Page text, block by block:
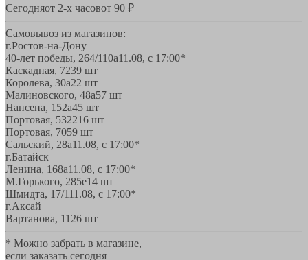
Сегодняот 2-х часовот 90 ₽
Самовывоз из магазинов:
г.Ростов-на-Дону
40-лет победы, 264/110а11.08, с 17:00*
Каскадная, 7239 шт
Королева, 30а22 шт
Малиновского, 48а57 шт
Нансена, 152а45 шт
Портовая, 532216 шт
Портовая, 7059 шт
Сальский, 28a11.08, с 17:00*
г.Батайск
Ленина, 168а11.08, с 17:00*
М.Горького, 285е14 шт
Шмидта, 17/111.08, с 17:00*
г.Аксай
Вартанова, 11 26 шт
* Можно забрать в магазине,
если заказать сегодня